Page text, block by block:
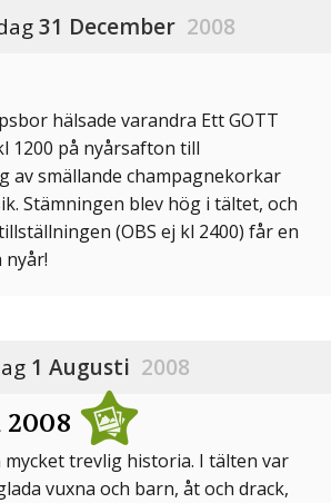
31 December 2008
hälsade varandra Ett GOTT
1200 på nyårsafton till
av smällande champagnekorkar
Stämningen blev hög i tältet, och
(OBS ej kl 2400) får en
nyår!
1 Augusti 2008
mycket trevlig historia. I tälten var
vuxna och barn, åt och drack,